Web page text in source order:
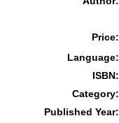
Price:
Language:
ISBN:
Category:
Published Year: